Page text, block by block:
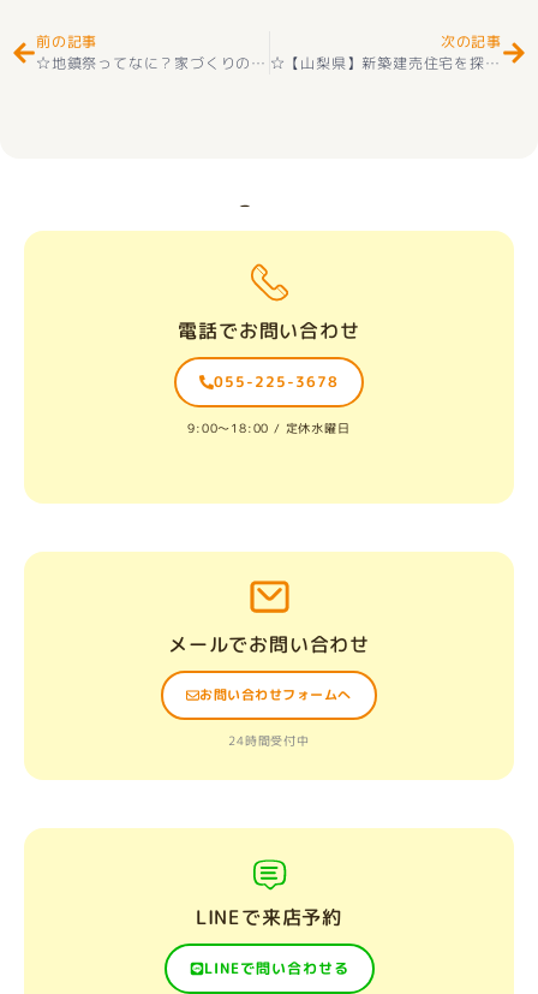
前の記事
☆地鎮祭ってなに？家づくりの第一歩をわかりやすく解説！☆
次の記事
☆【山梨県】新築建売住宅を探すならもてぎ不動産！失敗しない選び方とおすすめエリア
電話でお問い合わせ
055-225-3678
9:00〜18:00 / 定休水曜日
メールでお問い合わせ
お問い合わせフォームへ
24時間受付中
LINEで来店予約
LINEで問い合わせる